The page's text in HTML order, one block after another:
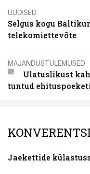
UUDISED
Selgus kogu
telekomiettevõte
MAJANDUSTULEMUSED
Ulatuslikust
tuntud
Jaekettide